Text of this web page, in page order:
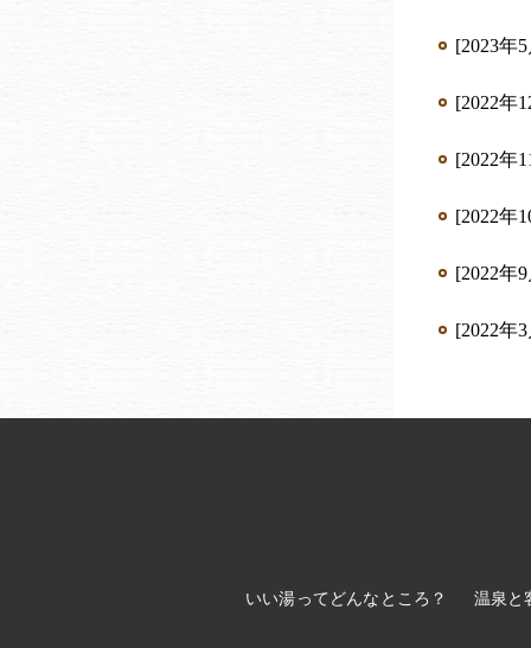
[2023年
[2022年
[2022年
[2022年
[2022年
[2022年
いい湯ってどんなところ？ 温泉と